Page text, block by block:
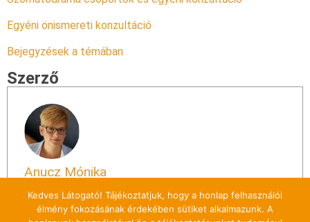
Egyéni önismereti konzultáció
Bejegyzések a témában
Szerző
Anucz Mónika
View all posts
Kedves Látogató! Tájékoztatjuk, hogy a honlap felhasználói
élmény fokozásának érdekében sütiket alkalmazunk. A